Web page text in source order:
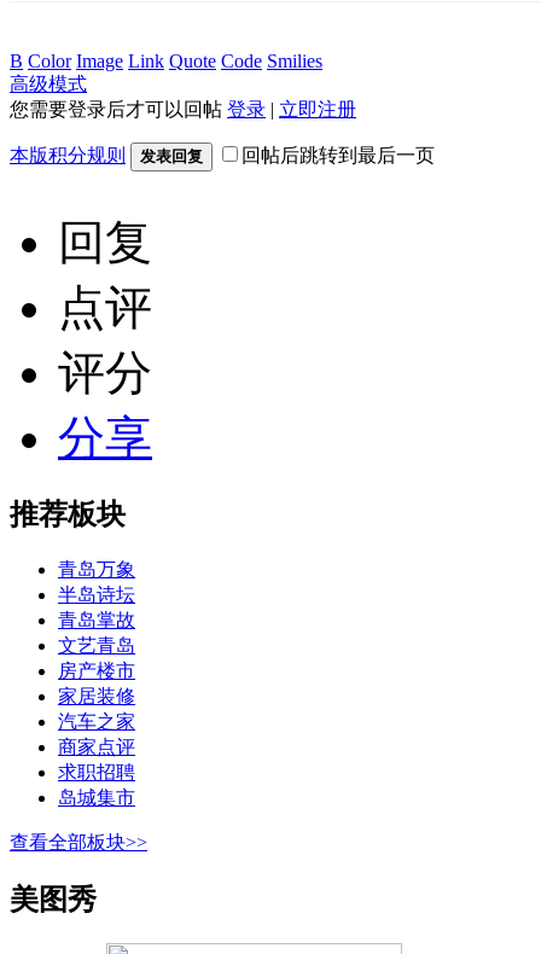
B Color Image Link Quote Code Smilies
高级模式
您需要登录后才可以回帖 登录 | 立即注册
本版积分规则 发表回复 回帖后跳转到最后一页
回复
点评
评分
分享
推荐板块
青岛万象
半岛诗坛
青岛掌故
文艺青岛
房产楼市
家居装修
汽车之家
商家点评
求职招聘
岛城集市
查看全部板块>>
美图秀